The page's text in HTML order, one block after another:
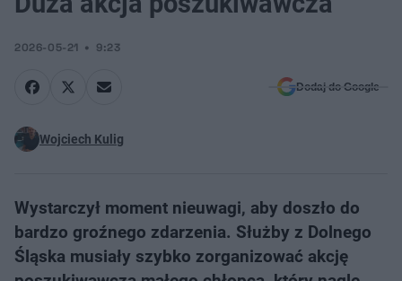
2026-05-21 9:23
Dodaj do Google
Wojciech Kulig
Wystarczył moment nieuwagi, aby doszło do
bardzo groźnego zdarzenia. Służby z Dolnego
Śląska musiały szybko zorganizować akcję